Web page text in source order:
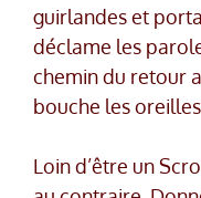
guirlandes et
déclame les
chemin du retour
bouche les oreilles.
Loin d’être un